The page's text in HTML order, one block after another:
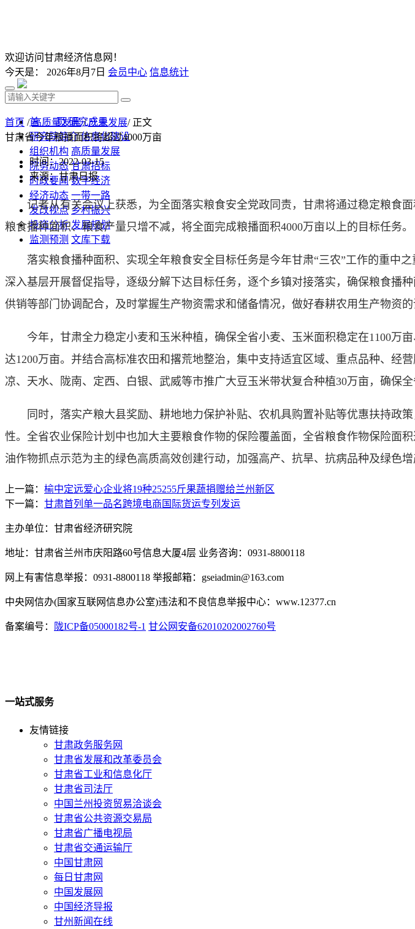
欢迎访问甘肃经济信息网！
今天是： 2026年8月7日 会员中心 信息统计
首 页 研究成果
研究院简介 信息化建设
组织机构 高质量发展
院务动态 甘肃招标
时政要闻 数字经济
经济动态 一带一路
发改视点 乡村振兴
投资分析 发展规划
监测预测 文库下载
首页 /高质量发展/产业发展/ 正文
甘肃省今年粮播面积将超过4000万亩
时间：2022-03-15
来源：甘肃日报
记者从有关会议上获悉，为全面落实粮食安全党政同责，甘肃将通过稳定粮食
粮食播种面积、粮食产量只增不减，将全面完成粮播面积4000万亩以上的目标任务。
落实粮食播种面积、实现全年粮食安全目标任务是今年甘肃“三农”工作的重中
深入基层开展督促指导，逐级分解下达目标任务，逐个乡镇对接落实，确保粮食播
供销等部门协调配合，及时掌握生产物资需求和储备情况，做好春耕农用生产物资的
今年，甘肃全力稳定小麦和玉米种植，确保全省小麦、玉米面积稳定在1100万
达1200万亩。并结合高标准农田和撂荒地整治，集中支持适宜区域、重点品种、经
凉、天水、陇南、定西、白银、武威等市推广大豆玉米带状复合种植30万亩，确保全
同时，落实产粮大县奖励、耕地地力保护补贴、农机具购置补贴等优惠扶持政
性。全省农业保险计划中也加大主要粮食作物的保险覆盖面，全省粮食作物保险面
油作物抓点示范为主的绿色高质高效创建行动，加强高产、抗旱、抗病品种及绿色增
上一篇： 榆中定远爱心企业将19种25255斤果蔬捐赠给兰州新区
下一篇： 甘肃首列单一品名跨境电商国际货运专列发运
主办单位：甘肃省经济研究院
地址：甘肃省兰州市庆阳路60号信息大厦4层 业务咨询：0931-8800118
网上有害信息举报：0931-8800118 举报邮箱：gseiadmin@163.com
中央网信办(国家互联网信息办公室)违法和不良信息举报中心：www.12377.cn
备案编号： 陇ICP备05000182号-1 甘公网安备62010202002760号
一站式服务
友情链接
甘肃政务服务网
甘肃省发展和改革委员会
甘肃省工业和信息化厅
甘肃省司法厅
中国兰州投资贸易洽谈会
甘肃省公共资源交易局
甘肃省广播电视局
甘肃省交通运输厅
中国甘肃网
每日甘肃网
中国发展网
中国经济导报
甘州新闻在线